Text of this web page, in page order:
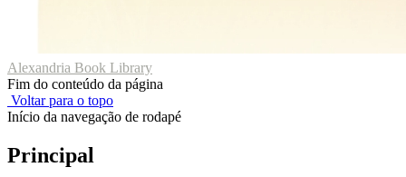
Alexandria Book Library
Fim do conteúdo da página
Voltar para o topo
Início da navegação de rodapé
Principal